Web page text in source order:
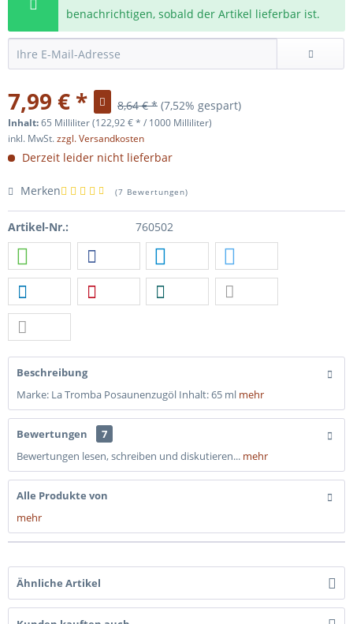
benachrichtigen, sobald der Artikel lieferbar ist.
7,99 € * 8,64 € * (7,52% gespart)
Inhalt:65 Milliliter (122,92 € * / 1000 Milliliter)
inkl. MwSt.zzgl. Versandkosten
Derzeit leider nicht lieferbar
Merken (7 Bewertungen)
Artikel-Nr.: 760502
Beschreibung
Marke: La Tromba Posaunenzugöl Inhalt: 65 ml mehr
Bewertungen
7
Bewertungen lesen, schreiben und diskutieren... mehr
Alle Produkte von
mehr
Ähnliche Artikel